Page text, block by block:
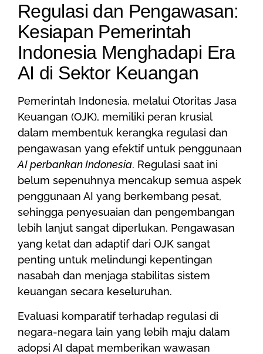
Regulasi dan Pengawasan:
Kesiapan Pemerintah
Indonesia Menghadapi Era
AI di Sektor Keuangan
Pemerintah Indonesia, melalui Otoritas Jasa
Keuangan (OJK), memiliki peran krusial
dalam membentuk kerangka regulasi dan
pengawasan yang efektif untuk penggunaan
AI perbankan Indonesia. Regulasi saat ini
belum sepenuhnya mencakup semua aspek
penggunaan AI yang berkembang pesat,
sehingga penyesuaian dan pengembangan
lebih lanjut sangat diperlukan. Pengawasan
yang ketat dan adaptif dari OJK sangat
penting untuk melindungi kepentingan
nasabah dan menjaga stabilitas sistem
keuangan secara keseluruhan.
Evaluasi komparatif terhadap regulasi di
negara-negara lain yang lebih maju dalam
adopsi AI dapat memberikan wawasan